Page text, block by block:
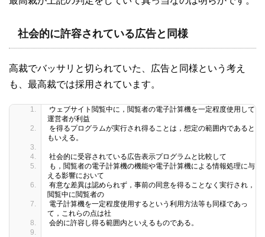
社会的に許容されている広告と同様
高裁でバッサリと切られていた、広告と同様という考え
も、最高裁では採用されています。
ウェブサイト閲覧中に，閲覧者の電子計算機を一定程度使用して
運営者が利益
を得るプログラムが実行され得ることは，想定の範囲内であると
もいえる。
社会的に受容されている広告表示プログラムと比較して
も，閲覧者の電子計算機の機能や電子計算機による情報処理に与
える影響において
有意な差異は認められず，事前の同意を得ることなく実行され，
閲覧中に閲覧者の
電子計算機を一定程度使用するという利用方法等も同様であっ
て，これらの点は社
会的に許容し得る範囲内といえるものである。